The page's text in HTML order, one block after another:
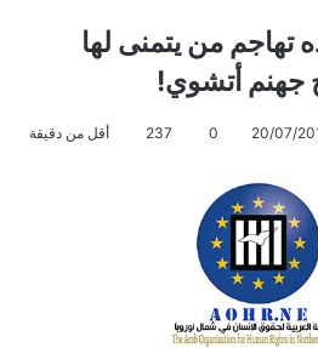
تهاجم من يتمنى لها
جهنم أتشوي!
20/07/
0
237 أقل من دقيقة